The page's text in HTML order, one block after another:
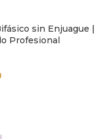
sin Enjuague |
Profesional